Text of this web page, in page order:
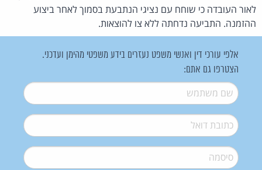
לאור העובדה כי שוחח עם נציגי הנתבעת בסמוך לאחר ביצוע
ההזמנה. התביעה נדחתה ללא צו להוצאות.
אלפי עורכי דין ואנשי משפט נעזרים בידע משפטי מהימן ועדכני.
הצטרפו גם אתם:
שם משתמש*
דואל*
סיסמה*